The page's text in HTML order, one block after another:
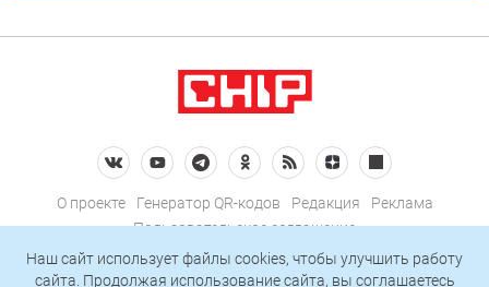
О проекте Генератор QR-кодов Редакция
Реклама
Пользовательское соглашение
Политика конфиденциальности
Наш сайт использует файлы cookies, чтобы улучшить работу
сайта. Продолжая использование сайта, вы соглашаетесь